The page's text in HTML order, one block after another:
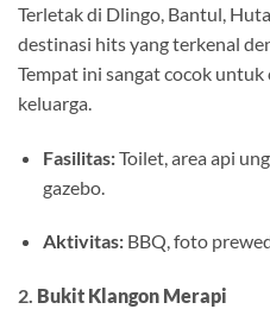
Terletak di Dlingo, Bantul,
destinasi hits yang terkenal
Tempat ini sangat cocok
keluarga.
Fasilitas:Toilet, area api
gazebo.
Aktivitas:BBQ, foto
2. Bukit Klangon Merapi